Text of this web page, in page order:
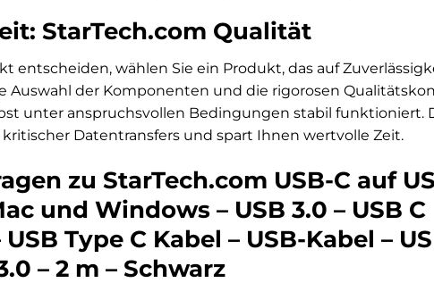
StarTech.com Qualität
entscheiden, wählen Sie ein Produkt, das auf
Auswahl der Komponenten und die rigorosen
unter anspruchsvollen Bedingungen stabil funktioniert.
Datentransfers und spart Ihnen wertvolle Zeit.
zu StarTech.com USB-C auf
und Windows – USB 3.0 – USB C
Type C Kabel – USB-Kabel –
– 2 m – Schwarz